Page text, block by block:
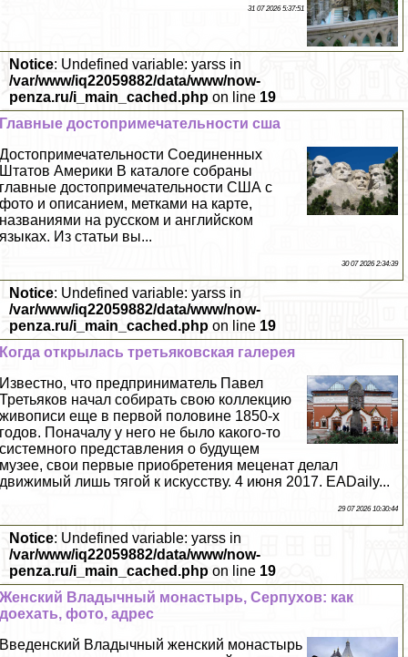
31 07 2026 5:37:51
Notice: Undefined variable: yarss in
/var/www/iq22059882/data/www/now-
penza.ru/i_main_cached.php on line 19
Главные достопримечательности сша
Достопримечательности Соединенных
Штатов Америки В каталоге собраны
главные достопримечательности США с
фото и описанием, метками на карте,
названиями на русском и английском
языках. Из статьи вы...
30 07 2026 2:34:39
Notice: Undefined variable: yarss in
/var/www/iq22059882/data/www/now-
penza.ru/i_main_cached.php on line 19
Когда открылась третьяковская галерея
Известно, что предприниматель Павел
Третьяков начал собирать свою коллекцию
живописи еще в первой половине 1850-х
годов. Поначалу у него не было какого-то
системного представления о будущем
музее, свои первые приобретения меценат делал
движимый лишь тягой к искусству. 4 июня 2017. EADaily...
29 07 2026 10:30:44
Notice: Undefined variable: yarss in
/var/www/iq22059882/data/www/now-
penza.ru/i_main_cached.php on line 19
Женский Владычный монастырь, Серпухов: как
доехать, фото, адрес
Введенский Владычный женский монастырь